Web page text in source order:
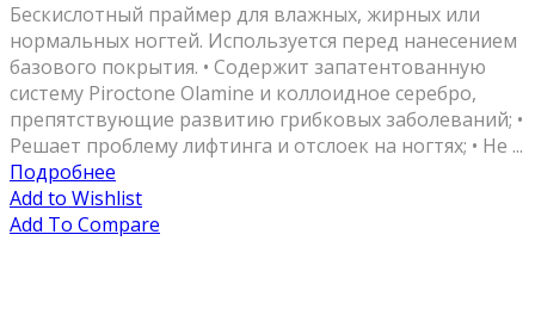
Бескислотный праймер для влажных, жирных или
нормальных ногтей. Используется перед нанесением
базового покрытия. • Содержит запатентованную
систему Piroctone Olamine и коллоидное серебро,
препятствующие развитию грибковых заболеваний; •
Решает проблему лифтинга и отслоек на ногтях; • Не ...
Подробнее
Add to Wishlist
Add To Compare